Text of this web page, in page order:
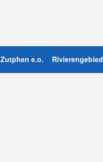
Zutphen e.o. Rivierengebied